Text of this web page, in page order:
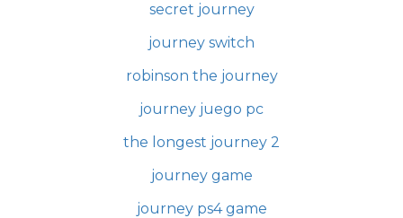
secret journey
journey switch
robinson the journey
journey juego pc
the longest journey 2
journey game
journey ps4 game